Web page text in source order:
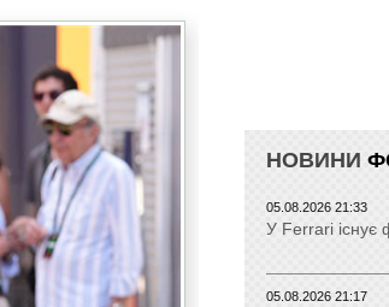
НОВИНИ
05.08.2026 21:33
У Ferrari існує
05.08.2026 21:17